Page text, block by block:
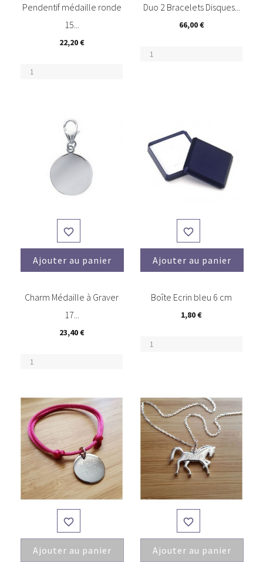
Pendentif médaille ronde
15...
22,20 €
Duo 2 Bracelets Disques...
66,00 €

Ajouter au panier
Charm Médaille à Graver
17...
23,40 €

Ajouter au panier
Boîte Ecrin bleu 6 cm
1,80 €

Ajouter au panier

Ajouter au panier